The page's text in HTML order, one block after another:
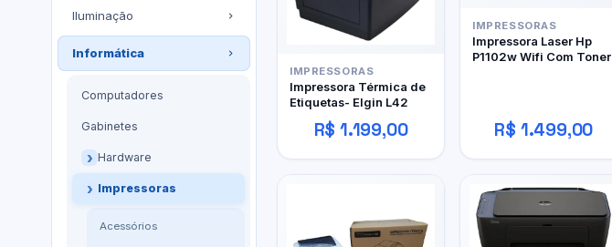
Iluminação
Informática
Computadores
Gabinetes
Hardware
Impressoras
Acessórios
IMPRESSORAS
Impressora Térmica de
Etiquetas- Elgin L42
R$ 1.199,00
IMPRESSORAS
Impressora Laser Hp
P1102w Wifi Com Toner
R$ 1.499,00